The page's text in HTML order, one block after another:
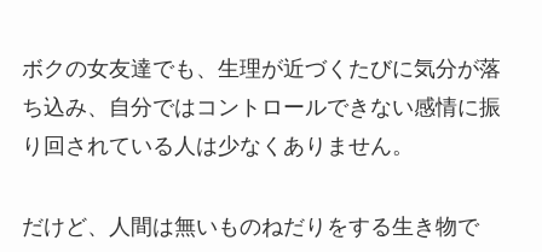
ボクの女友達でも、生理が近づくたびに気分が落
ち込み、自分ではコントロールできない感情に振
り回されている人は少なくありません。
だけど、人間は無いものねだりをする生き物で